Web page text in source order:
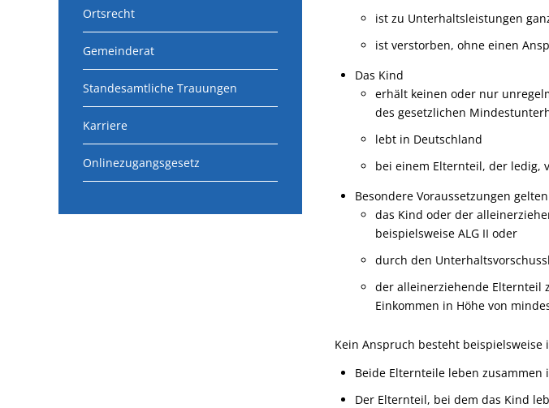
Ortsrecht
Gemeinderat
Standesamtliche Trauungen
Karriere
Onlinezugangsgesetz
ist zu Unterhaltsleistungen
ist verstorben, ohne einen
Das Kind
erhält keinen oder nur
des gesetzlichen
lebt in Deutschland
bei einem Elternteil, der ledig,
Besondere Voraussetzungen
das Kind oder der
beispielsweise ALG II oder
durch den
der alleinerziehende Elternteil
Einkommen in Höhe von
Kein Anspruch besteht beispielsweise
Beide Elternteile leben zusammen
Der Elternteil, bei dem das Kind